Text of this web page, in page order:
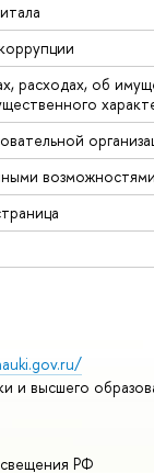
расходах, об
и высшего
РФ